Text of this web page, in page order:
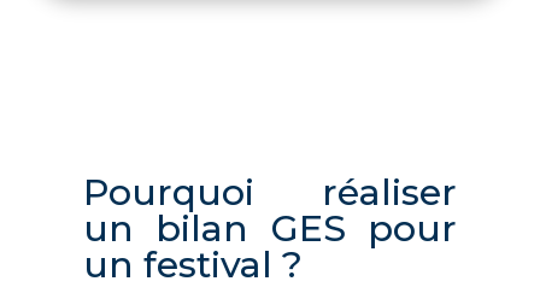
Pourquoi réaliser
un bilan GES pour
un festival ?